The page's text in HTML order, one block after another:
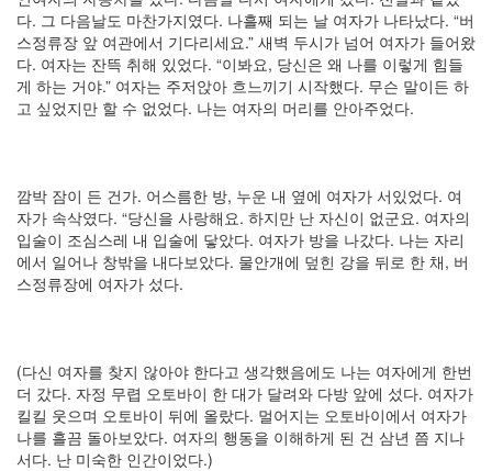
다. 그 다음날도 마찬가지였다. 나흘째 되는 날 여자가 나타났다. “버
스정류장 앞 여관에서 기다리세요.” 새벽 두시가 넘어 여자가 들어왔
다. 여자는 잔뜩 취해 있었다. “이봐요, 당신은 왜 나를 이렇게 힘들
게 하는 거야.” 여자는 주저앉아 흐느끼기 시작했다. 무슨 말이든 하
고 싶었지만 할 수 없었다. 나는 여자의 머리를 안아주었다.
깜박 잠이 든 건가. 어스름한 방, 누운 내 옆에 여자가 서있었다. 여
자가 속삭였다. “당신을 사랑해요. 하지만 난 자신이 없군요. 여자의
입술이 조심스레 내 입술에 닿았다. 여자가 방을 나갔다. 나는 자리
에서 일어나 창밖을 내다보았다. 물안개에 덮힌 강을 뒤로 한 채, 버
스정류장에 여자가 섰다.
(다신 여자를 찾지 않아야 한다고 생각했음에도 나는 여자에게 한번
더 갔다. 자정 무렵 오토바이 한 대가 달려와 다방 앞에 섰다. 여자가
킬킬 웃으며 오토바이 뒤에 올랐다. 멀어지는 오토바이에서 여자가
나를 흘끔 돌아보았다. 여자의 행동을 이해하게 된 건 삼년 쯤 지나
서다. 난 미숙한 인간이었다.)
년
8
월
1
2005
년
2005
년
10
월
5
11
월
3
2005
년